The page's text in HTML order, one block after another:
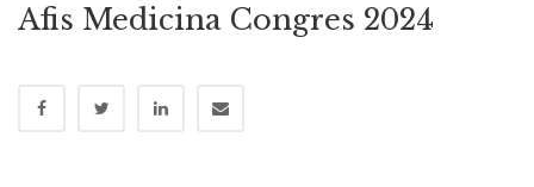
Afis Medicina Congres 2024